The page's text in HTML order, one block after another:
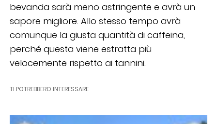
bevanda sarà meno astringente e avrà un
sapore migliore. Allo stesso tempo avrà
comunque la giusta quantità di caffeina,
perché questa viene estratta più
velocemente rispetto ai tannini.
TI POTREBBERO INTERESSARE